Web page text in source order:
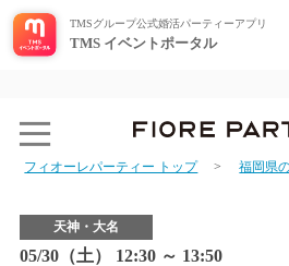
TMSグループ公式婚活パーティーアプリ
TMS イベントポータル
フィオーレパーティー トップ 福岡県
天神・大名
05/30（土） 12:30 ～ 13:50